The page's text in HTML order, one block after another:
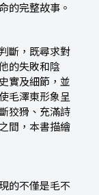
的完整故事。
斷，既尋求對
的失敗和陰
實及細節，並
毛澤東形象呈
狡猾、充滿詩
間，本書描繪
的不僅是毛不